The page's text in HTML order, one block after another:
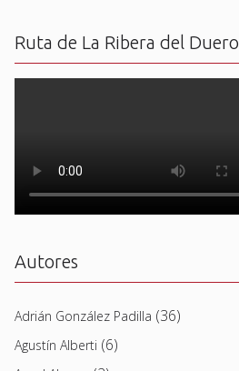
Ruta de La Ribera del Duero
Autores
Adrián González Padilla (36)
Agustín Alberti (6)